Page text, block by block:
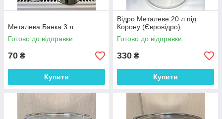
Металева Банка 3 л
Готово до відправки
70 ₴
Купити
Відро Металеве 20 л під
Корону (Євровідро)
Готово до відправки
330 ₴
Купити